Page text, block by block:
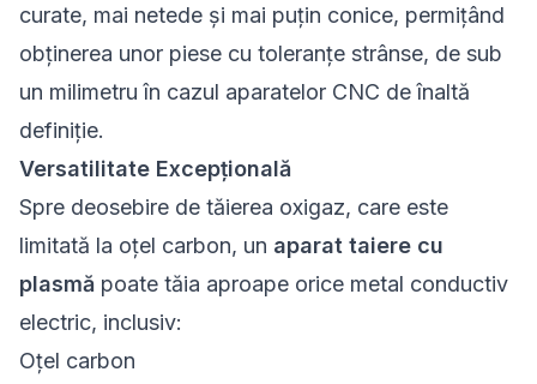
curate, mai netede și mai puțin conice, permițând
obținerea unor piese cu toleranțe strânse, de sub
un milimetru în cazul aparatelor CNC de înaltă
definiție.
Versatilitate Excepțională
Spre deosebire de tăierea oxigaz, care este
limitată la oțel carbon, un aparat taiere cu
plasmă poate tăia aproape orice metal conductiv
electric, inclusiv:
Oțel carbon